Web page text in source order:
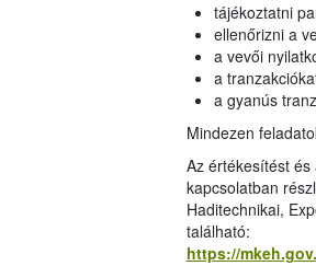
tájékoztatni
ellenőrizni a
a vevői
a
a gyanús
Mindezen
Az értékesítést
kapcsolatban
Haditechnikai,
található:
https://